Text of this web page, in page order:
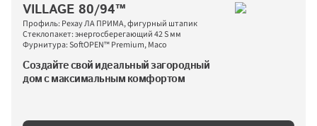
VILLAGE 80/94™
Профиль: Рехау ЛА ПРИМА, фигурный штапик
Стеклопакет: энергосберегающий 42 S мм
Фурнитура: SoftOPEN™ Premium, Maco
Создайте свой идеальный загородный
дом с максимальным комфортом